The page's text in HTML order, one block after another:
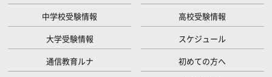
中学校受験情報
高校受験情報
大学受験情報
スケジュール
通信教育ルナ
初めての方へ